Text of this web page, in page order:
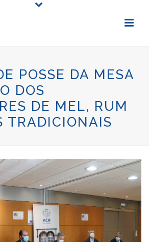
POSSE DA MESA
DOS
DE MEL, RUM
TRADICIONAIS